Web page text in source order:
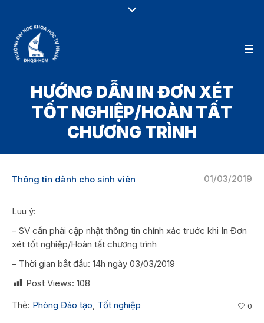
HƯỚNG DẪN IN ĐƠN XÉT
TỐT NGHIỆP/HOÀN TẤT
CHƯƠNG TRÌNH
01/03/2019
Thông tin dành cho sinh viên
Luu ý:
– SV cần phải cập nhật thông tin chính xác trước khi In Đơn
xét tốt nghiệp/Hoàn tất chương trình
– Thời gian bắt đầu: 14h ngày 03/03/2019
Post Views: 108
Thẻ: Phòng Đào tạo, Tốt nghiệp 0